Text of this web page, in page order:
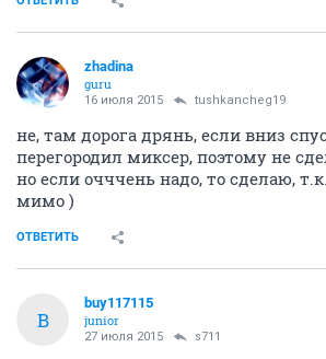
zhadina
guru
16 июля 2015 tushkancheg19
не, там дорога дрянь, если вниз
перегородил миксер, поэтому не
но если очччень надо, то сделаю,
мимо )
ОТВЕТИТЬ
B
buy117115
junior
27 июля 2015 s711